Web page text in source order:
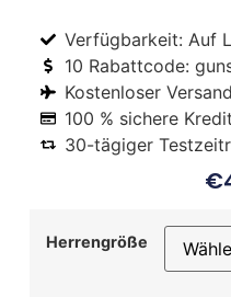
Verfügbarkeit: Auf
10 Rabattcode:
Kostenloser
100 % sichere
30-tägiger
€
Herrengröße